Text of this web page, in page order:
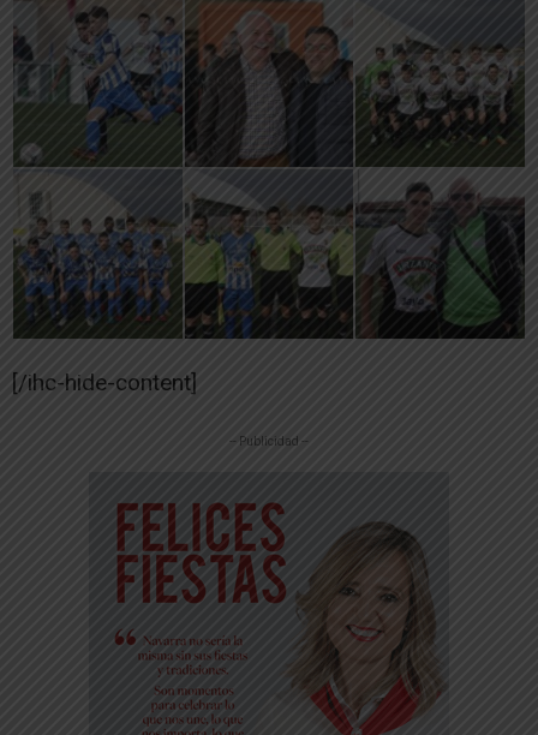
[/ihc-hide-content]
-- Publicidad --